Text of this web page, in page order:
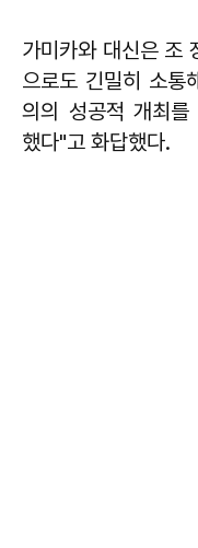
가미카와 대신은 조
으로도 긴밀히 소통
의의 성공적 개최
했다"고 화답했다.